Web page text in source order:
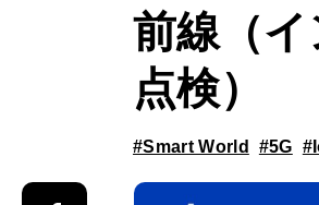
前線（
点検）
#Smart World #5G